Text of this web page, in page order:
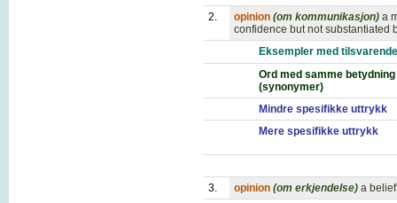
2. opinion (om kommunikasjon) a
confidence but not substantiated
Eksempler med
Ord med samme betydning
(synonymer)
Mindre spesifikke uttrykk
Mere spesifikke uttrykk
3. opinion (om erkjendelse) a